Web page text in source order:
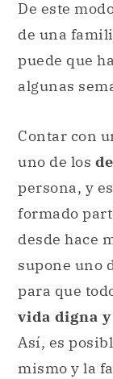
De este
de una
puede que
algunas
Contar con
uno de los
persona, y
formado
desde hace
supone uno
para que
vida digna
Así, es
mismo y la